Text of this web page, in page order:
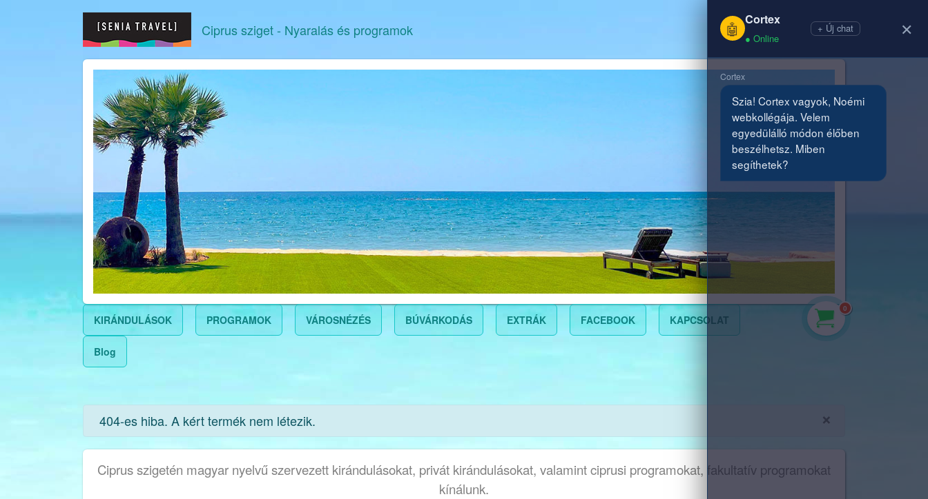
Ciprus sziget - Nyaralás és programok +36(30)9611560
0
KIRÁNDULÁSOK PROGRAMOK VÁROSNÉZÉS BÚVÁRKODÁS EXTRÁK FACEBOOK KAPCSOLAT
Blog
×
info
404-es hiba. A kért termék nem létezik.
Ciprus szigetén magyar nyelvű szervezett kirándulásokat, privát kirándulásokat, valamint ciprusi programokat, fakultatív programokat
kínálunk.
🤖 Cortex
● Online
+ Új chat ✕
Cortex
Szia! Cortex vagyok, Noémi
webkollégája. Velem
egyedülálló módon élőben
beszélhetsz. Miben
segíthetek?